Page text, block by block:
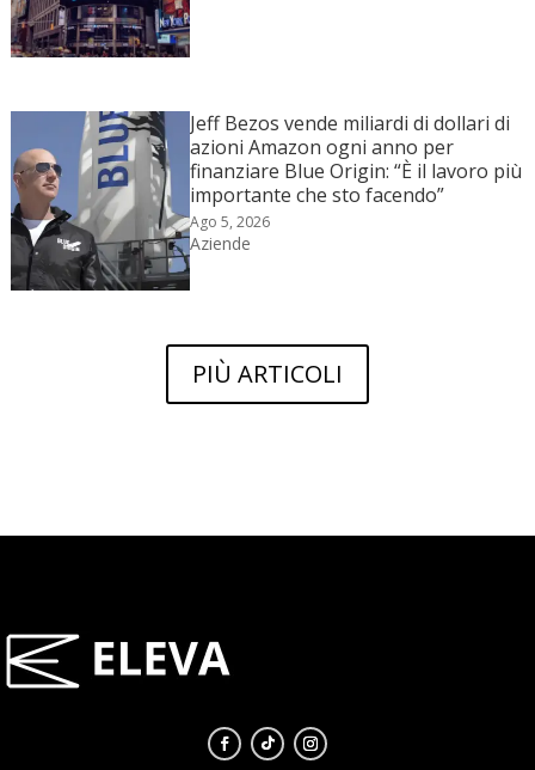
Jeff Bezos vende miliardi di dollari di
azioni Amazon ogni anno per
finanziare Blue Origin: “È il lavoro più
importante che sto facendo”
Ago 5, 2026
Aziende
PIÙ ARTICOLI